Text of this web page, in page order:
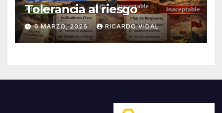
Tolerancia al riesgo
6 MARZO, 2026 RICARDO VIDAL